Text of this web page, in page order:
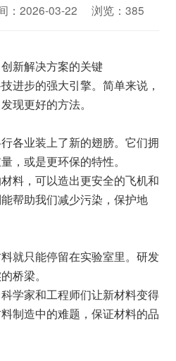
：2026-03-22 浏览：385
新解决方案的关键
进步的强大引擎。简单来说，
现更好的方法。
各业装上了新的翅膀。它们拥
，或是更环保的特性。
料，可以造出更安全的飞机和
帮助我们减少污染，保护地
就只能停留在实验室里。研发
桥梁。
学家和工程师们让新材料变得
制造中的难题，保证材料的品